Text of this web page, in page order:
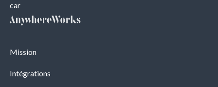
car
Mission
Intégrations